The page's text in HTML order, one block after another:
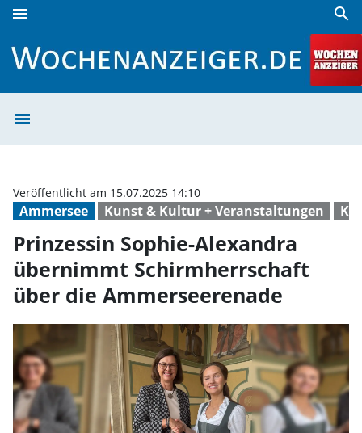
menu search
menu
Ammersee Kunst & Kultur + Veranstaltungen
Veröffentlicht am 15.07.2025 14:10
Prinzessin Sophie-Alexandra
übernimmt Schirmherrschaft
über die Ammerseerenade